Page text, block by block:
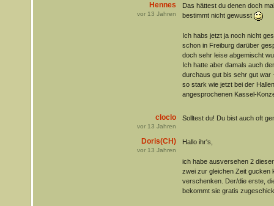
Hennes
vor 13 Jahren
Das hättest du denen doch
bestimmt nicht gewusst
Ich habs jetzt ja noch nicht
schon in Freiburg darüber
doch sehr leise abgemischt
Ich hatte aber damals auch
durchaus gut bis sehr gut war
so stark wie jetzt bei der
angesprochenen Kassel-
cloclo
vor 13 Jahren
Solltest du! Du bist auch oft
Doris(CH)
vor 13 Jahren
Hallo ihr's,
ich habe ausversehen 2
zwei zur gleichen Zeit gucken
verschenken. Der/die erste,
bekommt sie gratis